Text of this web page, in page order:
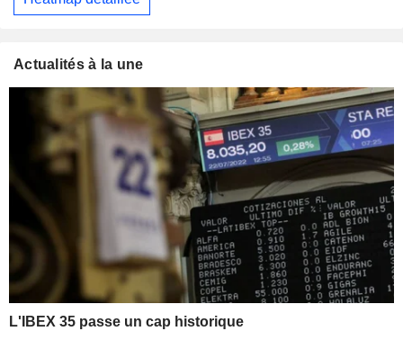
Actualités à la une
L'IBEX 35 passe un cap historique